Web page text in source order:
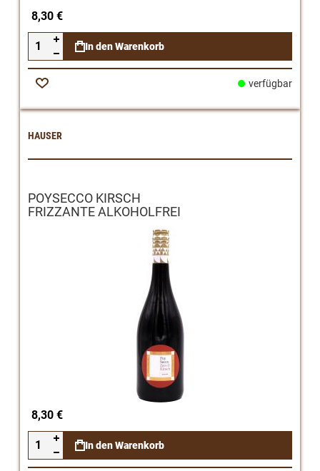
8,30 €
In den Warenkorb
Zur
verfügbar
HAUSER
POYSECCO KIRSCH
FRIZZANTE ALKOHOLFREI
8,30 €
In den Warenkorb